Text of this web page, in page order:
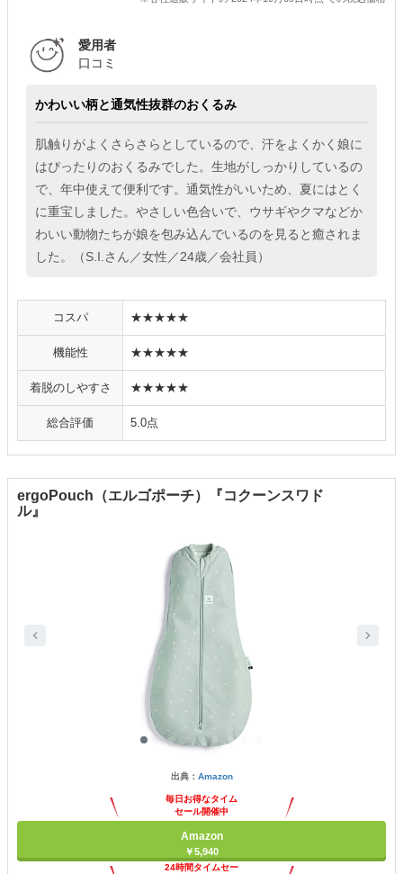
愛用者
口コミ
かわいい柄と通気性抜群のおくるみ
肌触りがよくさらさらとしているので、汗をよくかく娘に
はぴったりのおくるみでした。生地がしっかりしているの
で、年中使えて便利です。通気性がいいため、夏にはとく
に重宝しました。やさしい色合いで、ウサギやクマなどか
わいい動物たちが娘を包み込んでいるのを見ると癒されま
した。（S.I.さん／女性／24歳／会社員）
コスパ ★★★★★
機能性 ★★★★★
着脱のしやすさ ★★★★★
総合評価 5.0点
ergoPouch（エルゴポーチ）『コクーンスワド
ル』
出典： Amazon
毎日お得なタイム
セール開催中
Amazon
￥5,940
24時間タイムセー